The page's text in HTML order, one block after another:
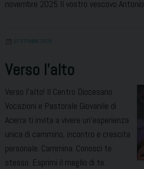
novembre 2025 Il vostro vescovo Antonio
17 OTTOBRE 2025
Verso l’alto
Verso l’alto! Il Centro Diocesano
Vocazioni e Pastorale Giovanile di
Acerra ti invita a vivere un’esperienza
unica di cammino, incontro e crescita
personale. Cammina. Conosci te
stesso. Esprimi il meglio di te.